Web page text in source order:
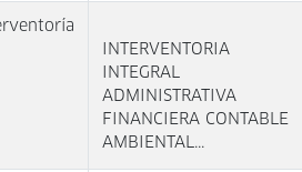
INTERVENTORIA
INTEGRAL
ADMINISTRATIVA
FINANCIERA CONTABLE
AMBIENTAL...